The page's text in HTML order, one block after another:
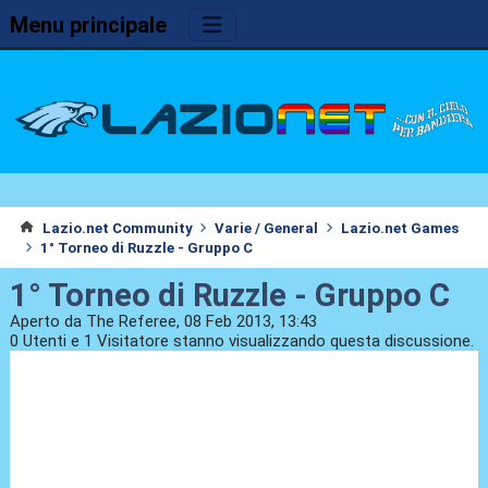
Menu principale
Lazio.net Community Varie / General
Lazio.net Games
1° Torneo di Ruzzle - Gruppo C
1° Torneo di Ruzzle - Gruppo C
Aperto da The Referee, 08 Feb 2013, 13:43
0 Utenti e 1 Visitatore stanno visualizzando questa discussione.